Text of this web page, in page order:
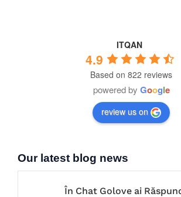
ITQAN
4.9
Based on 822 reviews
powered by Google
review us on
Our latest blog news
În Chat Golove ai